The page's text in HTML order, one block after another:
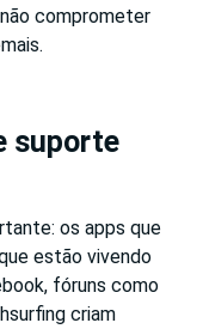
comprometer
suporte
os apps que
estão vivendo
fóruns como
criam